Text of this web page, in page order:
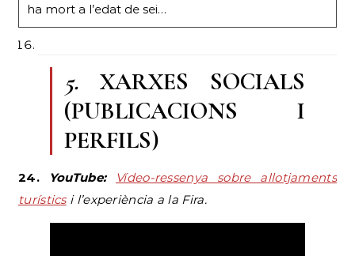
ha mort a l’edat de sei…
5. XARXES SOCIALS
(PUBLICACIONS I
PERFILS)
24. YouTube:
Vídeo-ressenya sobre allotjaments
turísticsi l’experiència a la Fira.